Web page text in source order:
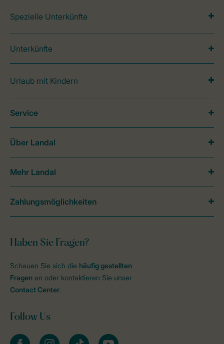
Spezielle Unterkünfte
Unterkünfte
Urlaub mit Kindern
Haben Sie Fragen?
Schauen Sie sich die häufig gestellten
Fragen an oder kontaktieren Sie unser
Contact Center.
Follow Us
facebookinstagramtiktok youtube
Service
Über Landal
Mehr Landal
Zahlungsmöglichkeiten